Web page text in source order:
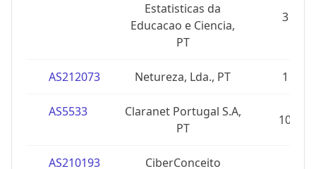
Estatisticas da
Educacao e Ciencia,
PT
3
AS212073 Netureza, Lda., PT 1
AS5533
Claranet Portugal S.A,
PT
10
AS210193
CiberConceito